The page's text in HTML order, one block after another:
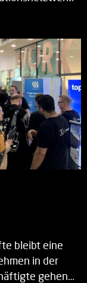
bleibt eine
in der
gehen…